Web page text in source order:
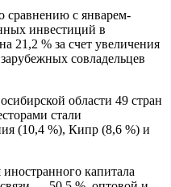
сравнению с январем-
инвестиций в
21,2 % за счет увеличения
совладельцев
области 49 стран
стали
(10,4 %), Кипр (8,6 %) и
капитала